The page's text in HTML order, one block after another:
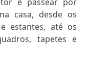
casa, desde os
estantes, até os
tapetes e